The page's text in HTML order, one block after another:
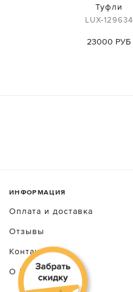
Туфли
LUX-129634
23000 РУБ
ИНФОРМАЦИЯ
Оплата и доставка
Отзывы
Контакты
О luxecrime